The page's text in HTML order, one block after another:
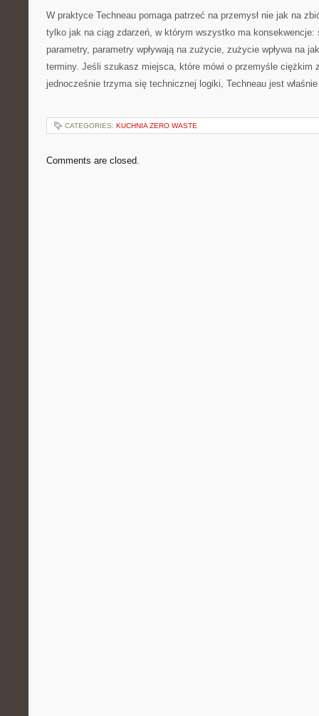
W praktyce Techneau pomaga patrzeć na przemysł nie jak na
tylko jak na ciąg zdarzeń, w którym wszystko ma konsekwencje:
parametry, parametry wpływają na zużycie, zużycie wpływa na
terminy. Jeśli szukasz miejsca, które mówi o przemyśle ciężkim
jednocześnie trzyma się technicznej logiki, Techneau jest
CATEGORIES: KUCHNIA ZERO WASTE
Comments are closed.